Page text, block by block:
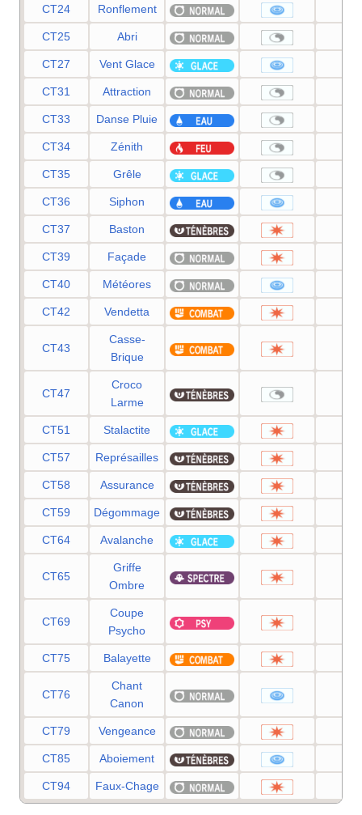
CT24 Ronflement
CT25 Abri
CT27 Vent Glace
CT31 Attraction
CT33 Danse Pluie
CT34 Zénith
CT35 Grêle
CT36 Siphon
CT37 Baston
CT39 Façade
CT40 Météores
CT42 Vendetta
CT43
Casse-
Brique
CT47
Croco
Larme
CT51 Stalactite
CT57 Représailles
CT58 Assurance
CT59 Dégommage
CT64 Avalanche
CT65
Griffe
Ombre
CT69
Coupe
Psycho
CT75 Balayette
CT76
Chant
Canon
CT79 Vengeance
CT85 Aboiement
CT94 Faux-Chage